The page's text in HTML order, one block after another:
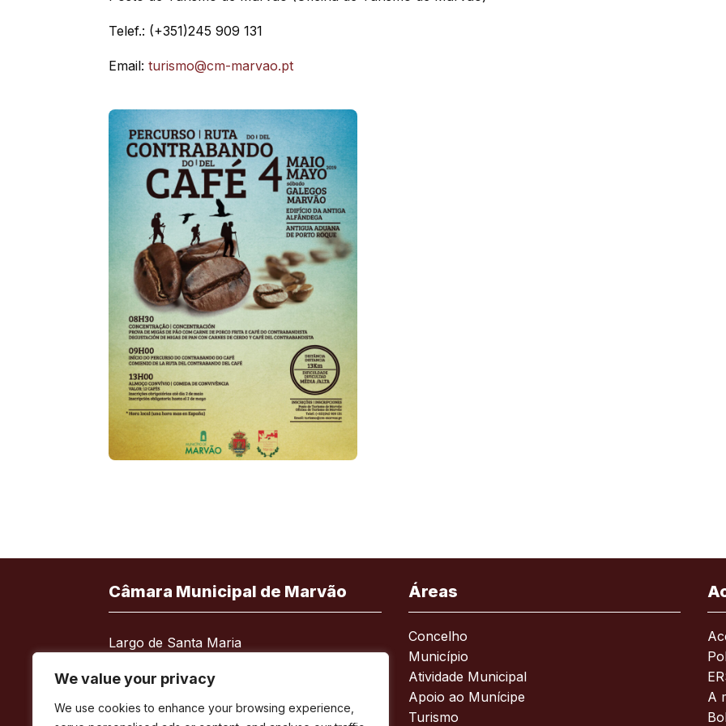
We value your privacy
We use cookies to enhance your browsing experience,
Telef.: (+351)245 909 131
Email:turismo@cm-marvao.pt
Câmara Municipal de Marvão
Largo de Santa Maria
Telefone:
245 909 130
Fax: 245 909 526
Áreas
Concelho
Município
Atividade Municipal
Apoio ao Munícipe
Turismo
A